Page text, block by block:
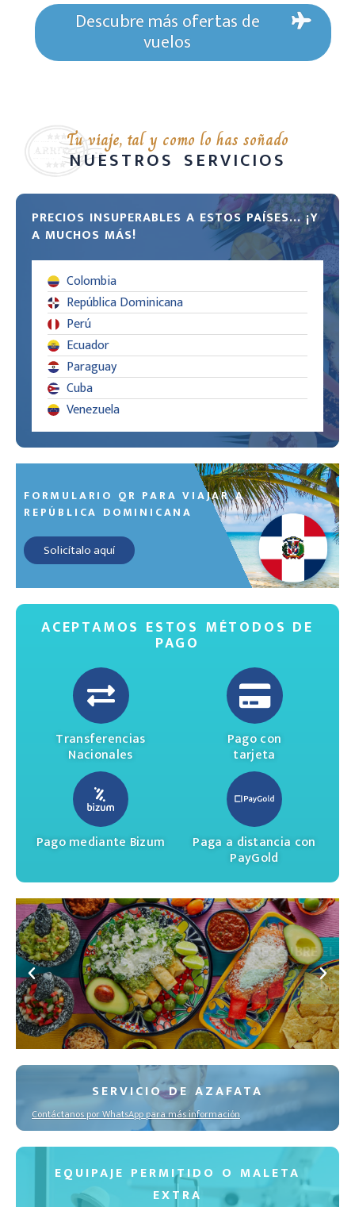
Descubre más ofertas de
vuelos
Tu viaje, tal y como lo has soñado
NUESTROS SERVICIOS
PRECIOS INSUPERABLES A ESTOS PAÍSES... ¡Y
A MUCHOS MÁS!
Colombia
República Dominicana
Perú
Ecuador
Paraguay
Cuba
Venezuela
FORMULARIO QR PARA VIAJAR A
REPÚBLICA DOMINICANA
Solicítalo aquí
ACEPTAMOS ESTOS MÉTODOS DE
PAGO
Transferencias
Nacionales
Pago con
tarjeta
Pago mediante Bizum Paga a distancia con
PayGold
DESCUBRE EL PARAÍSO
Descubre las ofertas
SERVICIO DE AZAFATA
Contáctanos por WhatsApp para más información
EQUIPAJE PERMITIDO O MALETA
EXTRA